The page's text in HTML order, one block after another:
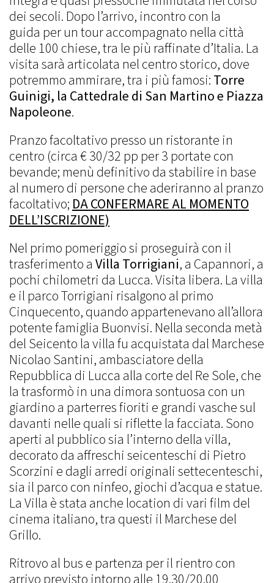
dei secoli. Dopo l’arrivo, incontro con la
guida per un tour accompagnato nella città
delle 100 chiese, tra le più raffinate d’Italia. La
visita sarà articolata nel centro storico, dove
potremmo ammirare, tra i più famosi:Torre
Guinigi, la Cattedrale di San Martino e Piazza
Napoleone.
Pranzo facoltativo presso un ristorante in
centro (circa € 30/32 pp per 3 portate con
bevande; menù definitivo da stabilire in base
al numero di persone che aderiranno al pranzo
facoltativo; DA CONFERMARE AL MOMENTO
DELL’ISCRIZIONE)
Nel primo pomeriggio si proseguirà con il
trasferimento aVilla Torrigiani, a Capannori, a
pochi chilometri da Lucca. Visita libera. La villa
e il parco Torrigiani risalgono al primo
Cinquecento, quando appartenevano all’allora
potente famiglia Buonvisi. Nella seconda metà
del Seicento la villa fu acquistata dal Marchese
Nicolao Santini, ambasciatore della
Repubblica di Lucca alla corte del Re Sole, che
la trasformò in una dimora sontuosa con un
giardino a parterres fioriti e grandi vasche sul
davanti nelle quali si riflette la facciata. Sono
aperti al pubblico sia l’interno della villa,
decorato da affreschi seicenteschi di Pietro
Scorzini e dagli arredi originali settecenteschi,
sia il parco con ninfeo, giochi d’acqua e statue.
La Villa è stata anche location di vari film del
cinema italiano, tra questi il Marchese del
Grillo.
Ritrovo al bus e partenza per il rientro con